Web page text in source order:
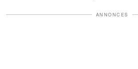
ANNONCES